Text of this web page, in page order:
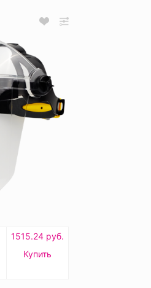
1515.24 руб.
Купить